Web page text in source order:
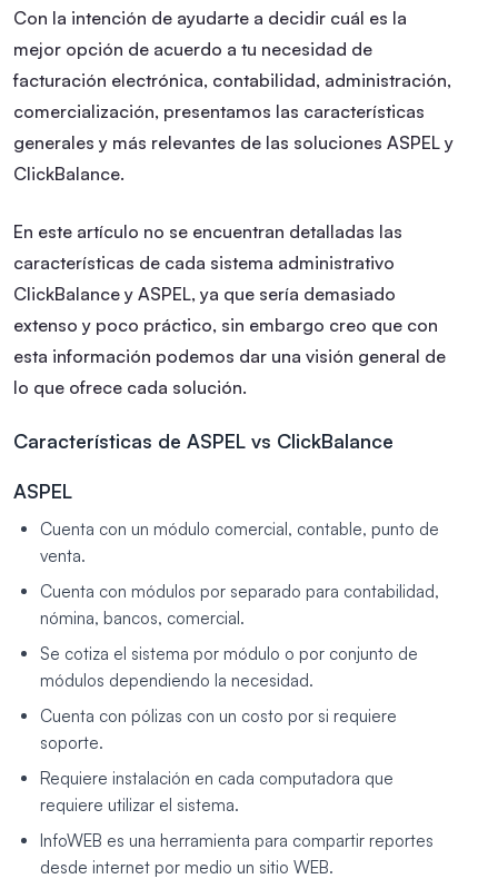
Con la intención de ayudarte a decidir cuál es la
mejor opción de acuerdo a tu necesidad de
facturación electrónica, contabilidad, administración,
comercialización, presentamos las características
generales y más relevantes de las soluciones ASPEL y
ClickBalance.
En este artículo no se encuentran detalladas las
características de cada sistema administrativo
ClickBalance y ASPEL, ya que sería demasiado
extenso y poco práctico, sin embargo creo que con
esta información podemos dar una visión general de
lo que ofrece cada solución.
Características de ASPEL vs ClickBalance
ASPEL
Cuenta con un módulo comercial, contable, punto de
venta.
Cuenta con módulos por separado para contabilidad,
nómina, bancos, comercial.
Se cotiza el sistema por módulo o por conjunto de
módulos dependiendo la necesidad.
Cuenta con pólizas con un costo por si requiere
soporte.
Requiere instalación en cada computadora que
requiere utilizar el sistema.
InfoWEB es una herramienta para compartir reportes
desde internet por medio un sitio WEB.